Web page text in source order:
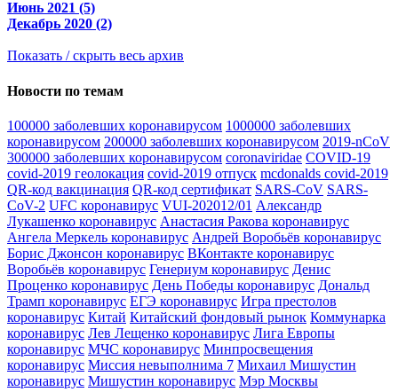
Июнь 2021 (5)
Декабрь 2020 (2)
Показать / скрыть весь архив
Новости по темам
100000 заболевших коронавирусом 1000000 заболевших
коронавирусом 200000 заболевших коронавирусом 2019-nCoV
300000 заболевших коронавирусом coronaviridae COVID-19
covid-2019 геолокация covid-2019 отпуск mcdonalds covid-2019
QR-код вакцинация QR-код сертификат SARS-CoV SARS-
CoV-2 UFC коронавирус VUI-202012/01 Александр
Лукашенко коронавирус Анастасия Ракова коронавирус
Ангела Меркель коронавирус Андрей Воробьёв коронавирус
Борис Джонсон коронавирус ВКонтакте коронавирус
Воробьёв коронавирус Генериум коронавирус Денис
Проценко коронавирус День Победы коронавирус Дональд
Трамп коронавирус ЕГЭ коронавирус Игра престолов
коронавирус Китай Китайский фондовый рынок Коммунарка
коронавирус Лев Лещенко коронавирус Лига Европы
коронавирус МЧС коронавирус Минпросвещения
коронавирус Миссия невыполнима 7 Михаил Мишустин
коронавирус Мишустин коронавирус Мэр Москвы